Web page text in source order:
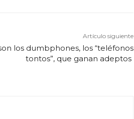
Artículo siguiente
los dumbphones, los “teléfonos
tontos”, que ganan adeptos